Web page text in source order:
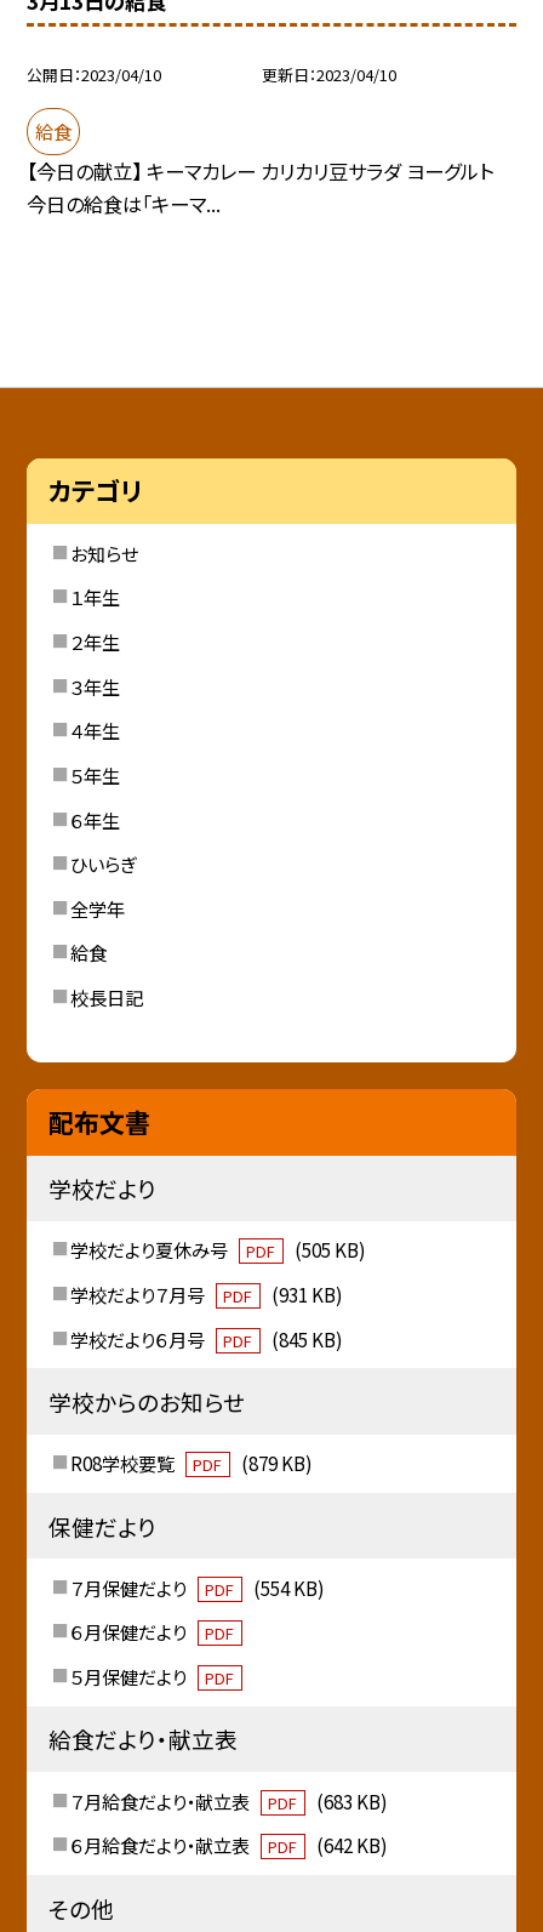
公開日 2023/04/10 更新日 2023/04/10
給食
【今日の献立】 キーマカレー カリカリ豆サラダ ヨーグルト
今日の給食は「キーマ...
カテゴリ
お知らせ
１年生
２年生
３年生
４年生
５年生
６年生
ひいらぎ
全学年
給食
校長日記
配布文書
学校だより
学校だより夏休み号 PDF
(505 KB)
学校だより７月号
PDF
(931 KB)
学校だより６月号
PDF (845 KB)
学校からのお知らせ
R08学校要覧 PDF (879 KB)
保健だより
７月保健だより PDF
(554 KB)
６月保健だより
PDF
５月保健だより PDF
給食だより・献立表
７月給食だより・献立表 PDF
(683 KB)
６月給食だより・献立表
PDF (642 KB)
その他